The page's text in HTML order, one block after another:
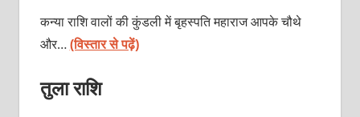
कन्या राशि वालों की कुंडली में बृहस्पति महाराज आपके चौथे
और…(विस्तार से पढ़ें)
तुला राशि